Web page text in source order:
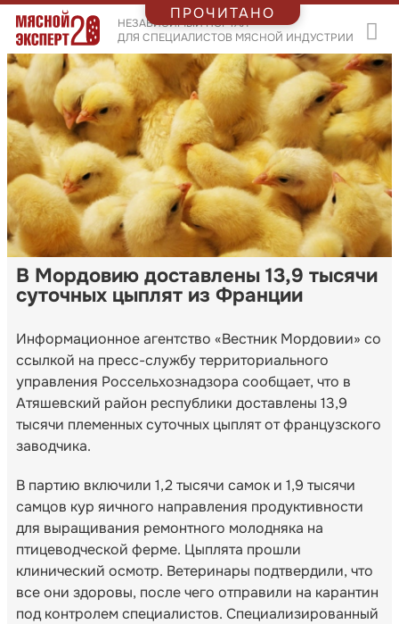
НЕЗАВИСИМЫЙ ПОРТАЛ
ДЛЯ СПЕЦИАЛИСТОВ МЯСНОЙ ИНДУСТРИИ
В Мордовию доставлены 13,9 тысячи
суточных цыплят из Франции
Информационное агентство «Вестник Мордовии» со
ссылкой на пресс-службу территориального
управления Россельхознадзора сообщает, что в
Атяшевский район республики доставлены 13,9
тысячи племенных суточных цыплят от французского
заводчика.
В партию включили 1,2 тысячи самок и 1,9 тысячи
самцов кур яичного направления продуктивности
для выращивания ремонтного молодняка на
птицеводческой ферме. Цыплята прошли
клинический осмотр. Ветеринары подтвердили, что
все они здоровы, после чего отправили на карантин
под контролем специалистов. Специализированный
ПРОЧИТАНО